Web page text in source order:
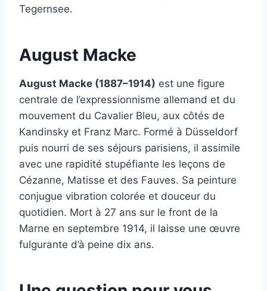
Tegernsee.
August Macke
August Macke (1887–1914) est une figure
centrale de l’expressionnisme allemand et du
mouvement du Cavalier Bleu, aux côtés de
Kandinsky et Franz Marc. Formé à Düsseldorf
puis nourri de ses séjours parisiens, il assimile
avec une rapidité stupéfiante les leçons de
Cézanne, Matisse et des Fauves. Sa peinture
conjugue vibration colorée et douceur du
quotidien. Mort à 27 ans sur le front de la
Marne en septembre 1914, il laisse une œuvre
fulgurante d’à peine dix ans.